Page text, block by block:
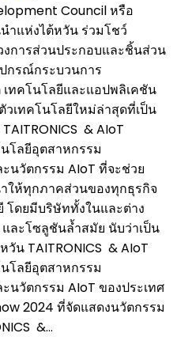
Council หรือ
ำแห่งไต้หวัน ร่วมโชว์
การส่วนประกอบและชิ้นส่วน
กรณ์กระบวนการ
ทคโนโลยีและแอปพลิเคชัน
วเทคโนโลยีใหม่ล่าสุดที่เป็น
& AIoT
โลยีอุตสาหกรรม
นวัตกรรม AIoT ที่จะช่วย
ให้ทุกภาคส่วนของทุกธุรกิจ
โดยมีบริษัททั้งในและต่าง
ละโซลูชันล้ำสมัย นับว่าเป็น
น TAITRONICS & AIoT
โลยีอุตสาหกรรม
นวัตกรรม AIoT ของประเทศ
2024 ที่จัดแสดงนวัตกรรม
&...